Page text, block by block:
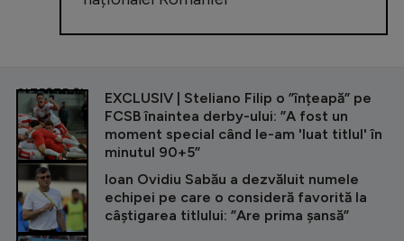
CITEȘTE ȘI
EXCLUSIV | Steliano Filip o ”înțeapă” pe
FCSB înaintea derby-ului: ”A fost un
moment special când le-am 'luat titlul' în
minutul 90+5”
Ioan Ovidiu Sabău a dezvăluit numele
echipei pe care o consideră favorită la
câștigarea titlului: ”Are prima șansă”